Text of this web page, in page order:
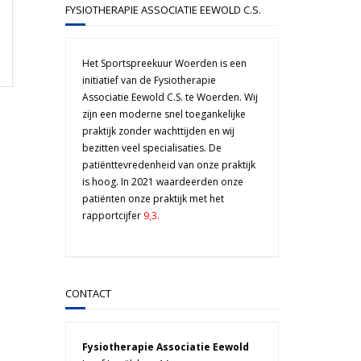
FYSIOTHERAPIE ASSOCIATIE EEWOLD C.S.
Het Sportspreekuur Woerden is een
initiatief van de Fysiotherapie
Associatie Eewold C.S. te Woerden. Wij
zijn een moderne snel toegankelijke
praktijk zonder wachttijden en wij
bezitten veel specialisaties. De
patiënttevredenheid van onze praktijk
is hoog. In 2021 waardeerden onze
patiënten onze praktijk met het
rapportcijfer 9,3.
CONTACT
Fysiotherapie Associatie Eewold